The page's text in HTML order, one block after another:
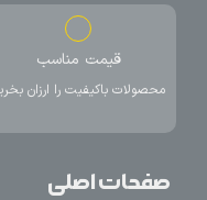
قیمت مناسب
محصولات باکیفیت را ارزان
صفحات اصلی